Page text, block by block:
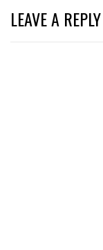
LEAVE A REPLY